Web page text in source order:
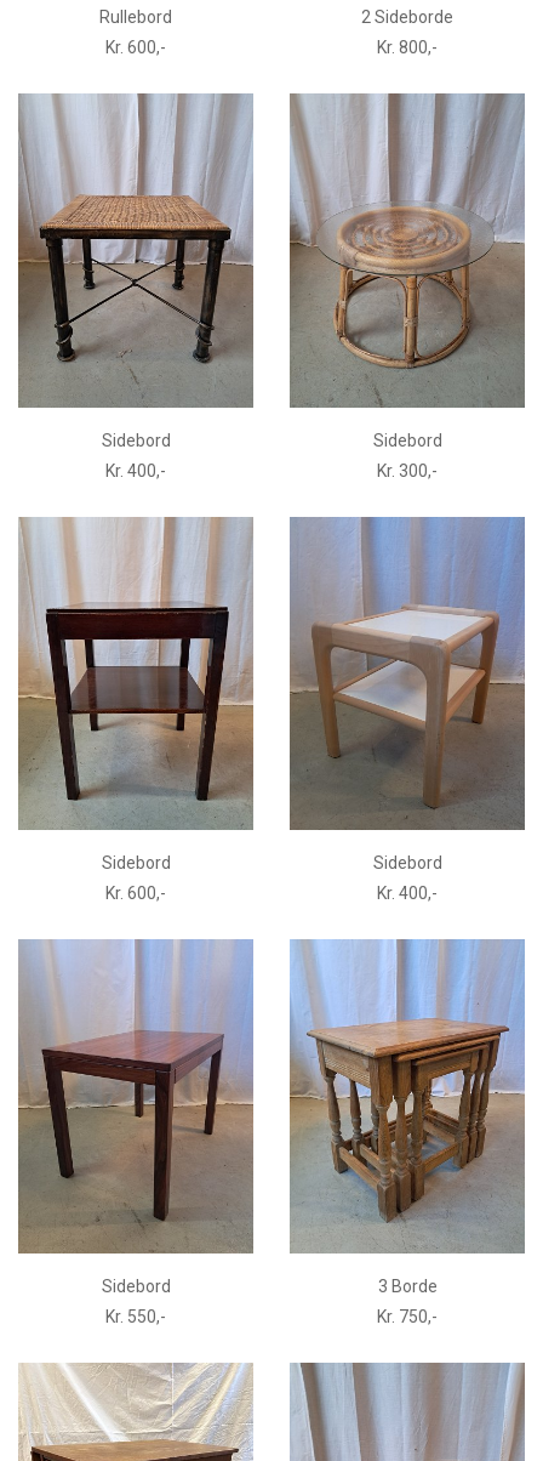
Rullebord
Kr. 600,-
2 Sideborde
Kr. 800,-
Sidebord
Kr. 400,-
Sidebord
Kr. 300,-
Sidebord
Kr. 600,-
Sidebord
Kr. 400,-
Sidebord
Kr. 550,-
3 Borde
Kr. 750,-